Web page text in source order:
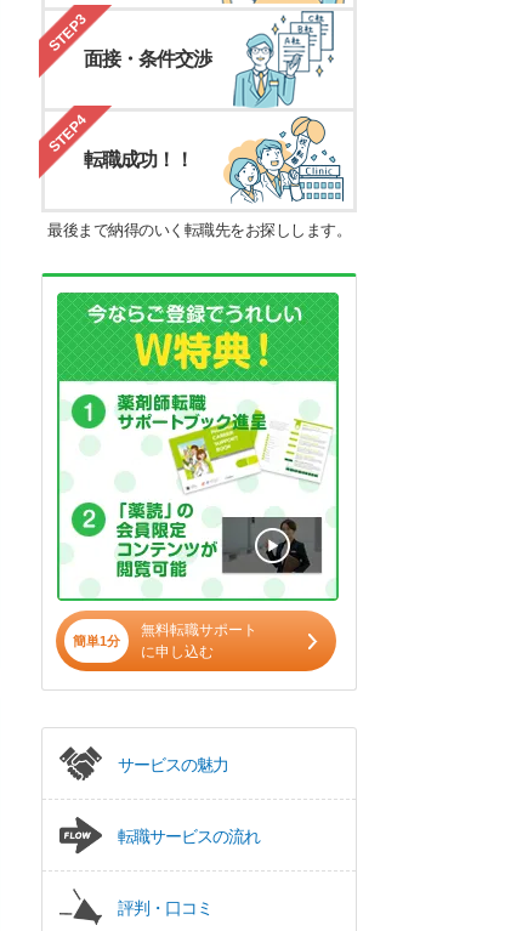
STEP3
面接・条件交渉
STEP4
転職成功！！
最後まで納得のいく転職先をお探しします。
簡単1分
無料転職サポート
に申し込む
サービスの魅力
転職サービスの流れ
評判・口コミ